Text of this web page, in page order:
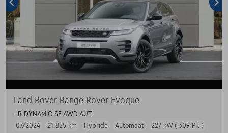
Land Rover Range Rover Evoque
- R-DYNAMIC SE AWD AUT.
07/2024
21.855 km Hybride Automaat 227 kW ( 309 PK )